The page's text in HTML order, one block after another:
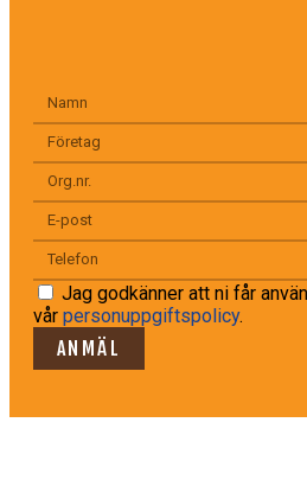
Jag godkänner att ni får
vår personuppgiftspolicy.
ANMÄL